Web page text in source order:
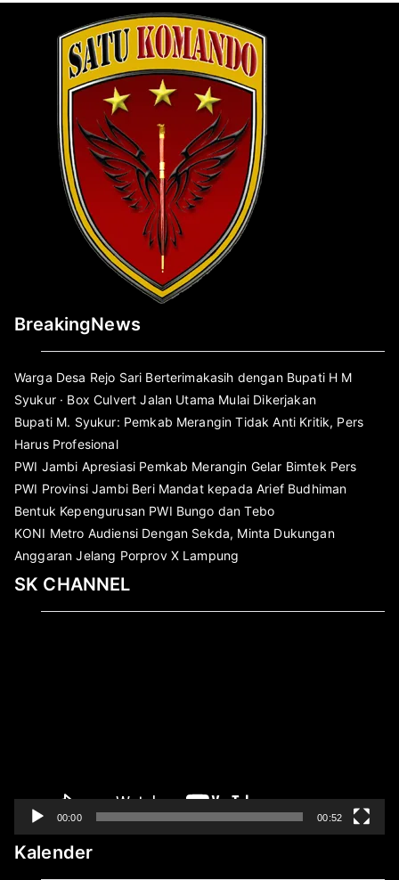
BreakingNews
Warga Desa Rejo Sari Berterimakasih dengan Bupati H M
Syukur · Box Culvert Jalan Utama Mulai Dikerjakan
Bupati M. Syukur: Pemkab Merangin Tidak Anti Kritik, Pers
Harus Profesional
PWI Jambi Apresiasi Pemkab Merangin Gelar Bimtek Pers
PWI Provinsi Jambi Beri Mandat kepada Arief Budhiman
Bentuk Kepengurusan PWI Bungo dan Tebo
KONI Metro Audiensi Dengan Sekda, Minta Dukungan
Anggaran Jelang Porprov X Lampung
SK CHANNEL
00:00 00:52
Kalender